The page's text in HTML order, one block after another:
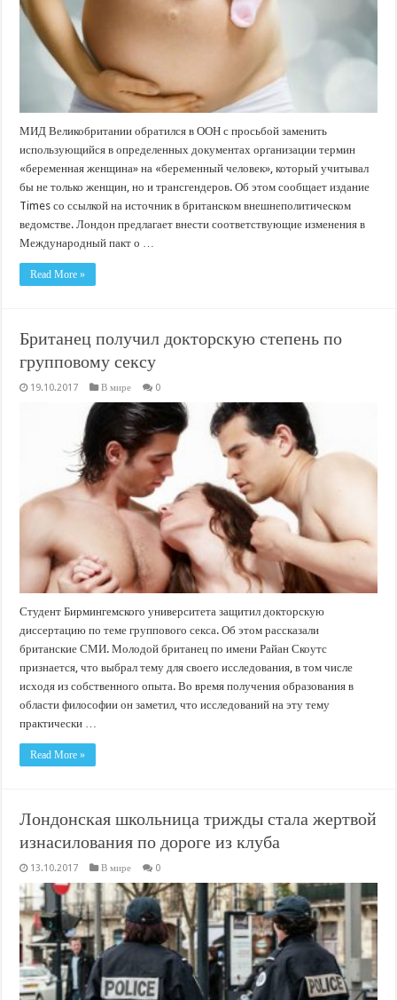
МИД Великобритании обратился в ООН с просьбой заменить
использующийся в определенных документах организации термин
«беременная женщина» на «беременный человек», который учитывал
бы не только женщин, но и трансгендеров. Об этом сообщает издание
Times со ссылкой на источник в британском внешнеполитическом
ведомстве. Лондон предлагает внести соответствующие изменения в
Международный пакт о …
Read More »
Британец получил докторскую степень по
групповому сексу
19.10.2017 В мире 0
Студент Бирмингемского университета защитил докторскую
диссертацию по теме группового секса. Об этом рассказали
британские СМИ. Молодой британец по имени Райан Скоутс
признается, что выбрал тему для своего исследования, в том числе
исходя из собственного опыта. Во время получения образования в
области философии он заметил, что исследований на эту тему
практически …
Read More »
Лондонская школьница трижды стала жертвой
изнасилования по дороге из клуба
13.10.2017 В мире 0